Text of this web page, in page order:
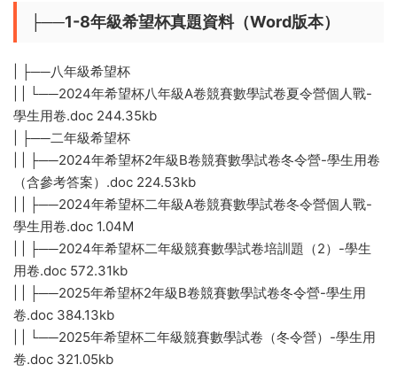
├──1-8年級希望杯真題資料（Word版本）
| ├──八年級希望杯
| | └──2024年希望杯八年級A卷競賽數學試卷夏令營個人戰-
學生用卷.doc 244.35kb
| ├──二年級希望杯
| | ├──2024年希望杯2年級B卷競賽數學試卷冬令營-學生用卷
（含參考答案）.doc 224.53kb
| | ├──2024年希望杯二年級A卷競賽數學試卷冬令營個人戰-
學生用卷.doc 1.04M
| | ├──2024年希望杯二年級競賽數學試卷培訓題（2）-學生
用卷.doc 572.31kb
| | ├──2025年希望杯2年級B卷競賽數學試卷冬令營-學生用
卷.doc 384.13kb
| | └──2025年希望杯二年級競賽數學試卷（冬令營）-學生用
卷.doc 321.05kb